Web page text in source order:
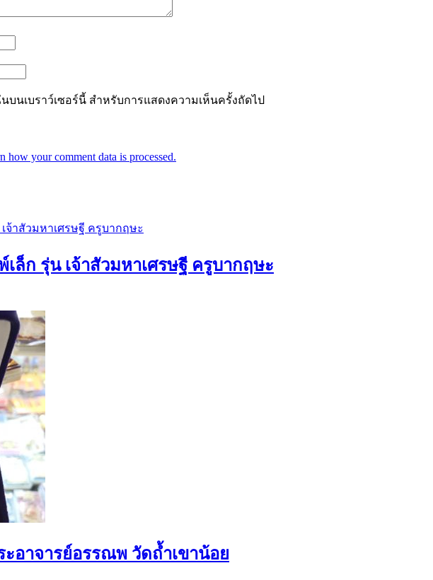
นเบราว์เซอร์นี้ สำหรับการแสดงความเห็นครั้งถัดไป
how your comment data is processed.
ล็ก รุ่น เจ้าสัวมหาเศรษฐี ครูบากฤษะ
อาจารย์อรรณพ วัดถ้ำเขาน้อย